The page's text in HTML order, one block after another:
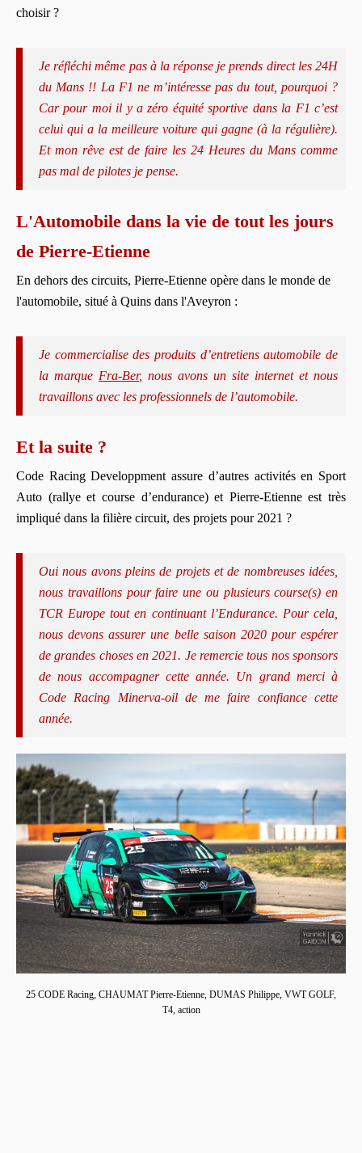
choisir ?
Je réfléchi même pas à la réponse je prends direct les 24H
du Mans !! La F1 ne m’intéresse pas du tout, pourquoi ?
Car pour moi il y a zéro équité sportive dans la F1 c’est
celui qui a la meilleure voiture qui gagne (à la régulière).
Et mon rêve est de faire les 24 Heures du Mans comme
pas mal de pilotes je pense.
L'Automobile dans la vie de tout les jours
de Pierre-Etienne
En dehors des circuits, Pierre-Etienne opère dans le monde de
l'automobile, situé à Quins dans l'Aveyron :
Je commercialise des produits d’entretiens automobile de
la marque Fra-Ber, nous avons un site internet et nous
travaillons avec les professionnels de l’automobile.
Et la suite ?
Code Racing Developpment assure d’autres activités en Sport
Auto (rallye et course d’endurance) et Pierre-Etienne est très
impliqué dans la filière circuit, des projets pour 2021 ?
Oui nous avons pleins de projets et de nombreuses idées,
nous travaillons pour faire une ou plusieurs course(s) en
TCR Europe tout en continuant l’Endurance. Pour cela,
nous devons assurer une belle saison 2020 pour espérer
de grandes choses en 2021. Je remercie tous nos sponsors
de nous accompagner cette année. Un grand merci à
Code Racing Minerva-oil de me faire confiance cette
année.
25 CODE Racing, CHAUMAT Pierre-Etienne, DUMAS Philippe, VWT GOLF,
T4, action